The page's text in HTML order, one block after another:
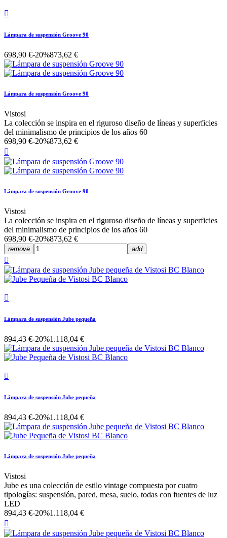

Lámpara de suspensión Groove 90
698,90 €-20%873,62 €
Lámpara de suspensión Groove 90
Vistosi
La colección se inspira en el riguroso diseño de líneas y superficies
del minimalismo de principios de los años 60
698,90 €-20%873,62 €

Lámpara de suspensión Groove 90
Vistosi
La colección se inspira en el riguroso diseño de líneas y superficies
del minimalismo de principios de los años 60
698,90 €-20%873,62 €
remove add


Lámpara de suspensión Jube pequeña
894,43 €-20%1.118,04 €

Lámpara de suspensión Jube pequeña
894,43 €-20%1.118,04 €
Lámpara de suspensión Jube pequeña
Vistosi
Jube es una colección de estilo vintage compuesta por cuatro
tipologías: suspensión, pared, mesa, suelo, todas con fuentes de luz
LED
894,43 €-20%1.118,04 €
